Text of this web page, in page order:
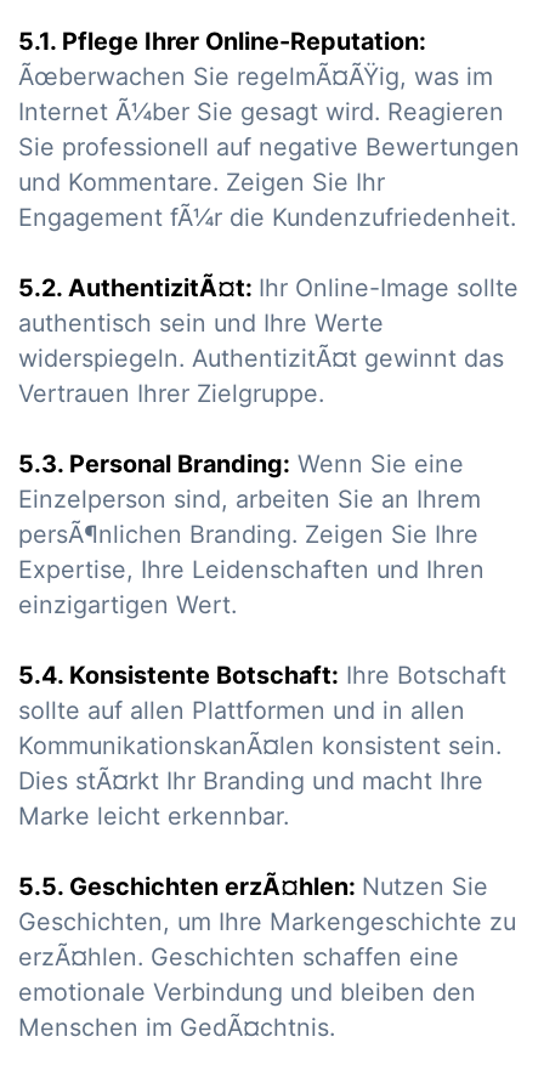
5.1. Pflege Ihrer Online-Reputation:
Ãœberwachen Sie regelmÃ¤ÃŸig, was im
Internet Ã¼ber Sie gesagt wird. Reagieren
Sie professionell auf negative Bewertungen
und Kommentare. Zeigen Sie Ihr
Engagement fÃ¼r die Kundenzufriedenheit.
5.2. AuthentizitÃ¤t: Ihr Online-Image sollte
authentisch sein und Ihre Werte
widerspiegeln. AuthentizitÃ¤t gewinnt das
Vertrauen Ihrer Zielgruppe.
5.3. Personal Branding: Wenn Sie eine
Einzelperson sind, arbeiten Sie an Ihrem
persÃ¶nlichen Branding. Zeigen Sie Ihre
Expertise, Ihre Leidenschaften und Ihren
einzigartigen Wert.
5.4. Konsistente Botschaft: Ihre Botschaft
sollte auf allen Plattformen und in allen
KommunikationskanÃ¤len konsistent sein.
Dies stÃ¤rkt Ihr Branding und macht Ihre
Marke leicht erkennbar.
5.5. Geschichten erzÃ¤hlen: Nutzen Sie
Geschichten, um Ihre Markengeschichte zu
erzÃ¤hlen. Geschichten schaffen eine
emotionale Verbindung und bleiben den
Menschen im GedÃ¤chtnis.